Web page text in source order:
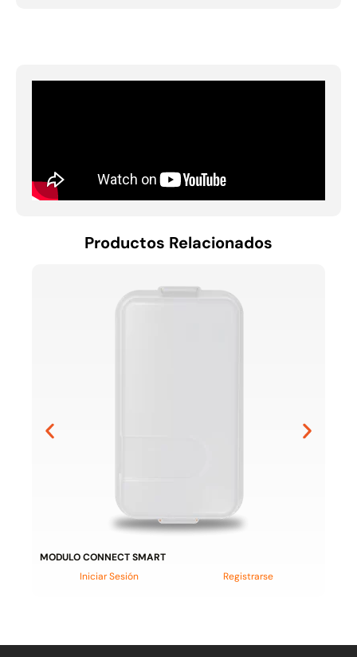
Productos Relacionados
MODULO CONNECT SMART
Iniciar Sesión
Registrarse